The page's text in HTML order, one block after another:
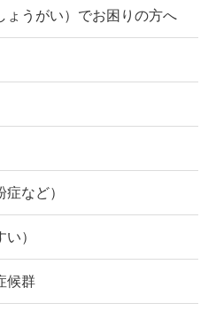
ょうがい）でお困りの方へ
など）
）
候群